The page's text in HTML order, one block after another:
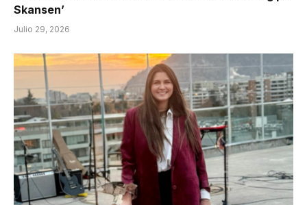
Skansen’
Julio 29, 2026